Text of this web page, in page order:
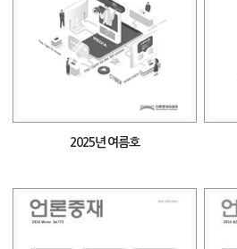
2025년 여름호